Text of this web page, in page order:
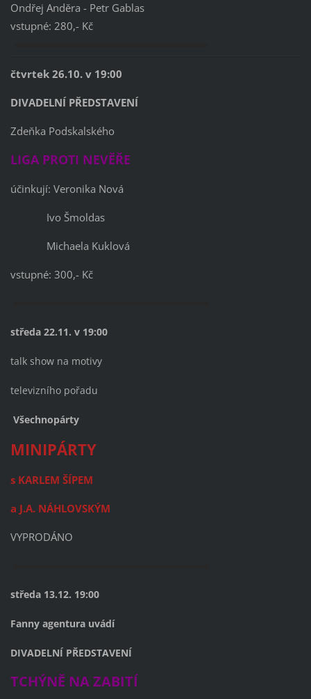
Ondřej Anděra - Petr Gablas
vstupné: 280,- Kč
čtvrtek 26.10. v 19:00
DIVADELNÍ PŘEDSTAVENÍ
Zdeňka Podskalského
LIGA PROTI NEVĚŘE
účinkují: Veronika Nová
Ivo Šmoldas
Michaela Kuklová
vstupné: 300,- Kč
středa 22.11. v 19:00
talk show na motivy
televizního pořadu
Všechnopárty
MINIPÁRTY
s KARLEM ŠÍPEM
a J.A. NÁHLOVSKÝM
VYPRODÁNO
středa 13.12. 19:00
Fanny agentura uvádí
DIVADELNÍ PŘEDSTAVENÍ
TCHÝNĚ NA ZABITÍ